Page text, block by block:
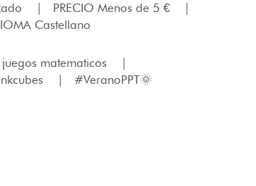
PRECIO Menos de 5 €
Castellano
juegos matematicos
#VeranoPPT🌞